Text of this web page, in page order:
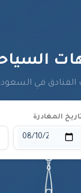
الفنادق في
المغادرة